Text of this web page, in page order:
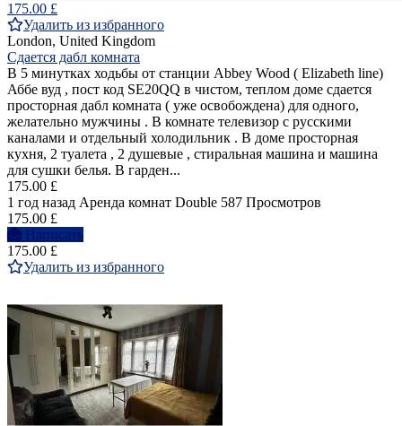
175.00 £
Удалить из избранного
London, United Kingdom
Сдается дабл комната
В 5 минутках ходьбы от станции Abbey Wood ( Elizabeth line)
Аббе вуд , пост код SE20QQ в чистом, теплом доме сдается
просторная дабл комната ( уже освобождена) для одного,
желательно мужчины . В комнате телевизор с русскими
каналами и отдельный холодильник . В доме просторная
кухня, 2 туалета , 2 душевые , стиральная машина и машина
для сушки белья. В гарден...
175.00 £
1 год назад Аренда комнат Double 587 Просмотров
175.00 £
Написать
175.00 £
Удалить из избранного